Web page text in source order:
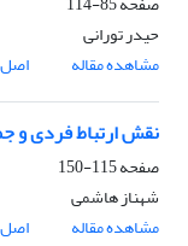
حیدر تورانی
مشاهده مقاله
اصل
نقش ارتباط فردی و
صفحه115-150
شهناز هاشمی
مشاهده مقاله
اصل